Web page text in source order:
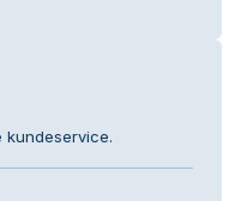
kundeservice.